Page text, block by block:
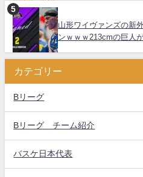
山形ワイヴァンズの新
ンｗｗｗ213cmの巨人
カテゴリー
Bリーグ
Bリーグ チーム紹介
バスケ日本代表